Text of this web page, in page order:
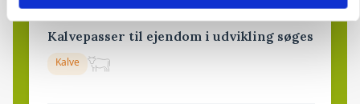
Kalvepasser til ejendom i udvikling søges
Kalve